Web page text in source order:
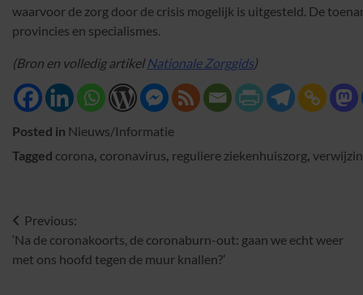
waarvoor de zorg door de crisis mogelijk is uitgesteld. De
provincies en specialismes.
(Bron en volledig artikel Nationale Zorggids)
Posted in Nieuws/Informatie
Tagged corona, coronavirus, reguliere ziekenhuiszorg,
Bericht
navigatie
Previous:
‘Na de coronakoorts, de coronaburn-out: gaan we echt weer
met ons hoofd tegen de muur knallen?’